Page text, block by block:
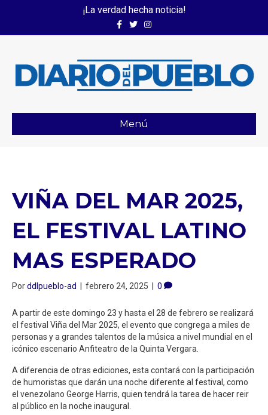
¡La verdad hecha noticia!
FacebookTwitterInstagram
Menú
VIÑA DEL MAR 2025,
EL FESTIVAL LATINO
MAS ESPERADO
Porddlpueblo-ad | febrero 24, 2025 | 0
A partir de este domingo 23 y hasta el 28 de febrero se realizará
el festival Viña del Mar 2025, el evento que congrega a miles de
personas y a grandes talentos de la música a nivel mundial en el
icónico escenario Anfiteatro de la Quinta Vergara.
A diferencia de otras ediciones, esta contará con la participación
de humoristas que darán una noche diferente al festival, como
el venezolano George Harris, quien tendrá la tarea de hacer reir
al público en la noche inaugural.